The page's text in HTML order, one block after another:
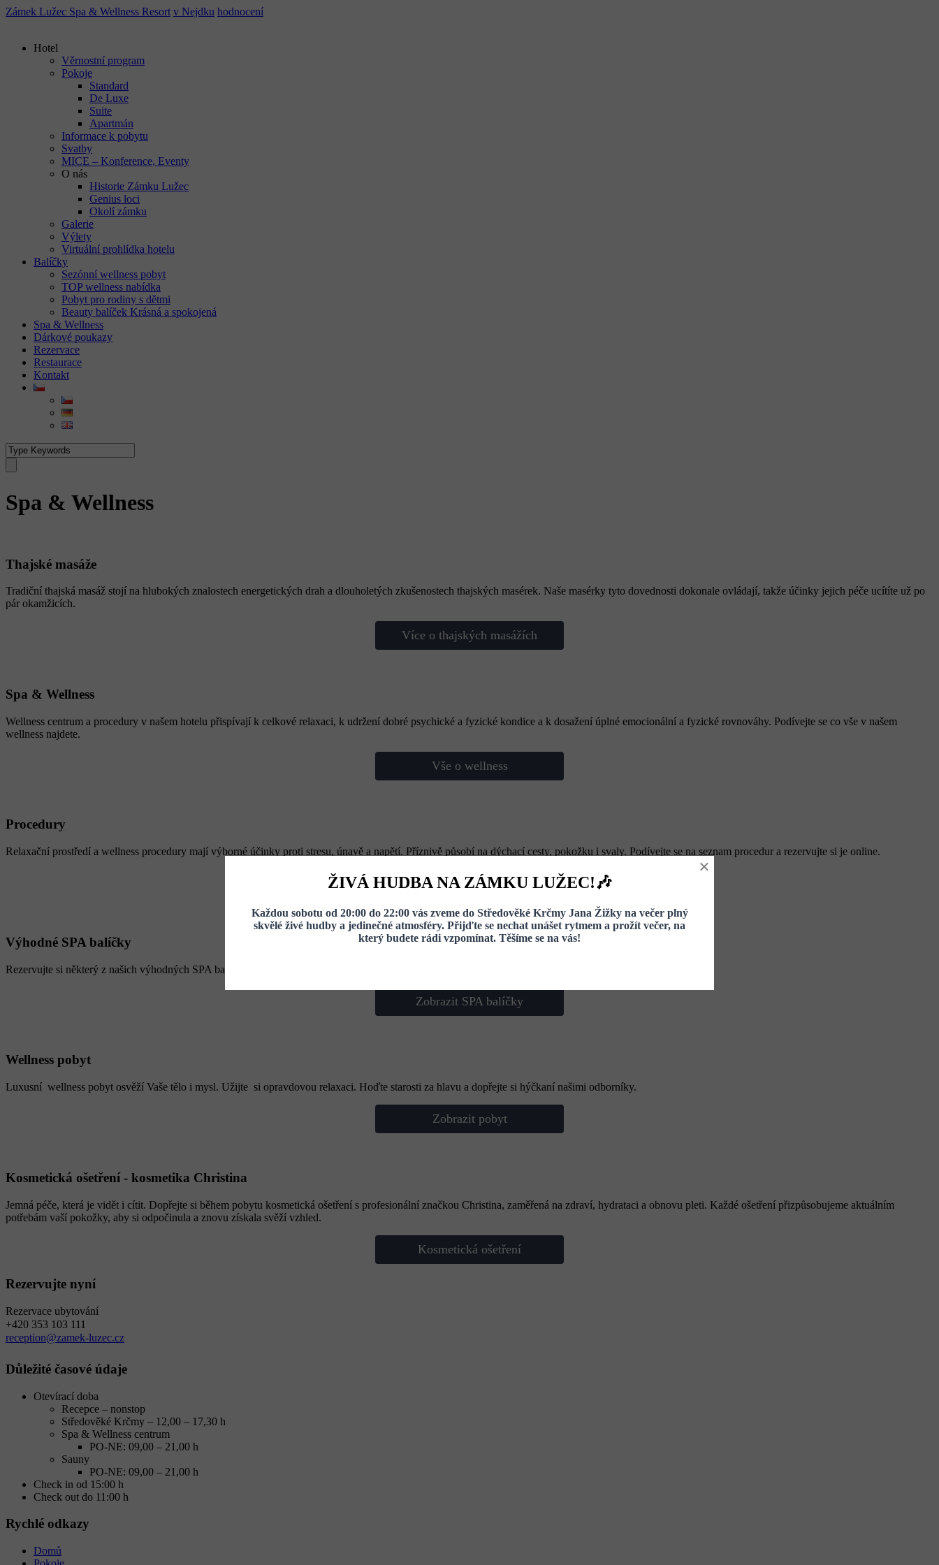
Zámek Lužec Spa & Wellness Resort v Nejdku hodnocení
Hotel
Věrnostní program
Pokoje
Standard
De Luxe
Suite
Apartmán
Informace k pobytu
Svatby
MICE – Konference, Eventy
O nás
Historie Zámku Lužec
Genius loci
Okolí zámku
Galerie
Výlety
Virtuální prohlídka hotelu
Balíčky
Sezónní wellness pobyt
TOP wellness nabídka
Pobyt pro rodiny s dětmi
Beauty balíček Krásná a spokojená
Spa & Wellness
Dárkové poukazy
Rezervace
Restaurace
Kontakt
Spa & Wellness
Thajské masáže
Tradiční thajská masáž stojí na hlubokých znalostech energetických drah a dlouholetých zkušenostech thajských masérek. Naše masérky tyto dovednosti dokonale ovládají, takže účinky jejich péče ucítíte už po
pár okamžicích.
Více o thajských masážích
Spa & Wellness
Wellness centrum a procedury v našem hotelu přispívají k celkové relaxaci, k udržení dobré psychické a fyzické kondice a k dosažení úplné emocionální a fyzické rovnováhy. Podívejte se co vše v našem
wellness najdete.
Vše o wellness
Procedury
Relaxační prostředí a wellness procedury mají výborné účinky proti stresu, únavě a napětí. Příznivě působí na dýchací cesty, pokožku i svaly. Podívejte se na seznam procedur a rezervujte si je online.
Rezervovat procedury
Výhodné SPA balíčky
Rezervujte si některý z našich výhodných SPA balíčků a dopřejte si jedinečný relax a pohodu během svého pobytu.
Zobrazit SPA balíčky
Wellness pobyt
Luxusní wellness pobyt osvěží Vaše tělo i mysl. Užijte si opravdovou relaxaci. Hoďte starosti za hlavu a dopřejte si hýčkaní našimi odborníky.
Zobrazit pobyt
Kosmetická ošetření - kosmetika Christina
Jemná péče, která je vidět i cítit. Dopřejte si během pobytu kosmetická ošetření s profesionální značkou Christina, zaměřená na zdraví, hydrataci a obnovu pleti. Každé ošetření přizpůsobujeme aktuálním
potřebám vaší pokožky, aby si odpočinula a znovu získala svěží vzhled.
Kosmetická ošetření
Rezervujte nyní
Rezervace ubytování
+420 353 103 111
reception@zamek-luzec.cz
Důležité časové údaje
Otevírací doba
Recepce – nonstop
Středověké Krčmy – 12,00 – 17,30 h
Spa & Wellness centrum
PO-NE: 09,00 – 21,00 h
Sauny
PO-NE: 09,00 – 21,00 h
Check in od 15:00 h
Check out do 11:00 h
Rychlé odkazy
Domů
ŽIVÁ HUDBA NA ZÁMKU LUŽEC!🎶
Každou sobotu od 20:00 do 22:00 vás zveme do Středověké Krčmy Jana Žižky na večer plný
skvělé živé hudby a jedinečné atmosféry. Přijďte se nechat unášet rytmem a prožít večer, na
který budete rádi vzpomínat. Těšíme se na vás!
×